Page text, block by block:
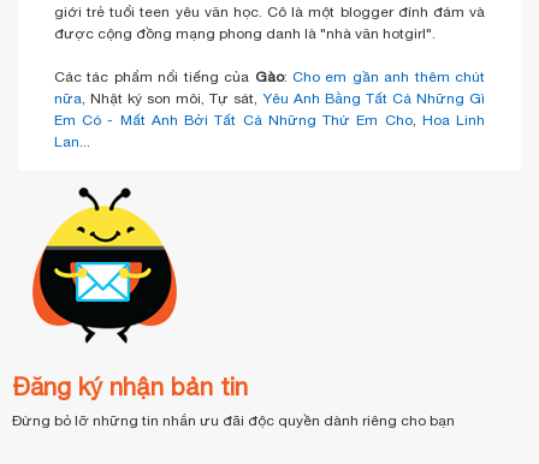
giới trẻ tuổi teen yêu văn học. Cô là một blogger đính đám và
được cộng đồng mạng phong danh là "nhà văn hotgirl".
Các tác phẩm nổi tiếng của Gào: Cho em gần anh thêm chút
nữa , Nhật ký son môi, Tự sát,Yêu Anh Bằng Tất Cả Những Gì
Em Có - Mất Anh Bởi Tất Cả Những Thứ Em Cho, Hoa Linh
Lan
Đăng ký nhận bản tin
Đừng bỏ lỡ những tin nhắn ưu đãi độc quyền dành riêng cho bạn